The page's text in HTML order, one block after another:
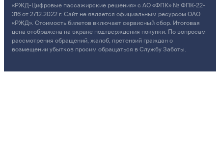
«РЖД-Цифровые пассажирские решения» с АО «ФПК» № ФПК-22-
316 от 27.12.2022 г. Сайт не является официальным ресурсом ОАО
«РЖД». Стоимость билетов включает сервисный сбор. Итоговая
цена отображена на экране подтверждения покупки. По вопросам
рассмотрения обращений, жалоб, претензий граждан о
возмещении убытков просим обращаться в Службу Заботы.